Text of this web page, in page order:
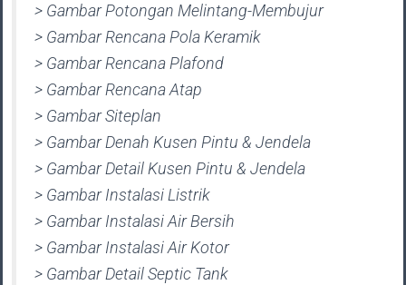
> Gambar Potongan Melintang-Membujur
> Gambar Rencana Pola Keramik
> Gambar Rencana Plafond
> Gambar Rencana Atap
> Gambar Siteplan
> Gambar Denah Kusen Pintu & Jendela
> Gambar Detail Kusen Pintu & Jendela
> Gambar Instalasi Listrik
> Gambar Instalasi Air Bersih
> Gambar Instalasi Air Kotor
> Gambar Detail Septic Tank